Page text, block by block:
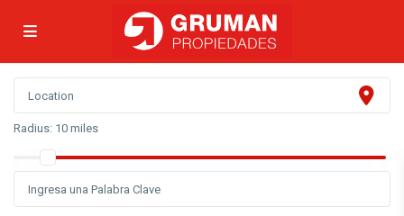
Radius: 10 miles